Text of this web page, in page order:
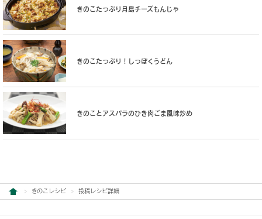
きのこたっぷり月島チーズもんじゃ
きのこたっぷり！しっぽくうどん
きのことアスパラのひき肉ごま風味炒め
きのこレシピ 投稿レシピ詳細